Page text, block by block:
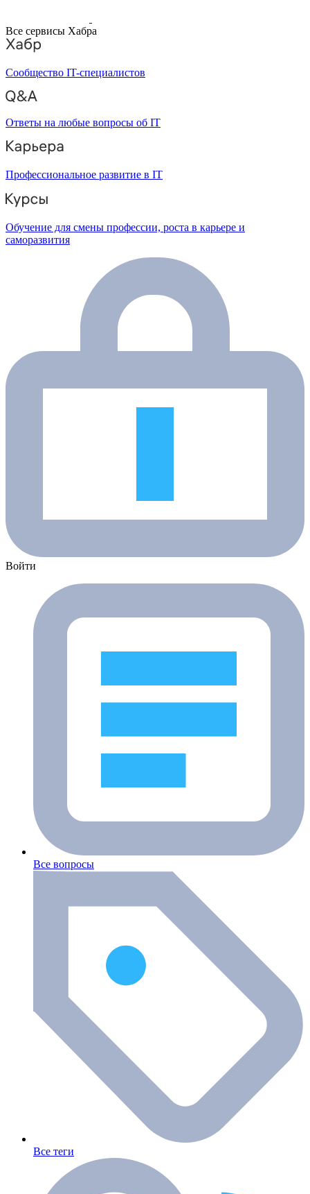
Все сервисы Хабра
Сообщество IT-специалистов
Ответы на любые вопросы об IT
Профессиональное развитие в IT
Обучение для смены профессии, роста в карьере и
саморазвития
Войти
Все вопросы
Все теги